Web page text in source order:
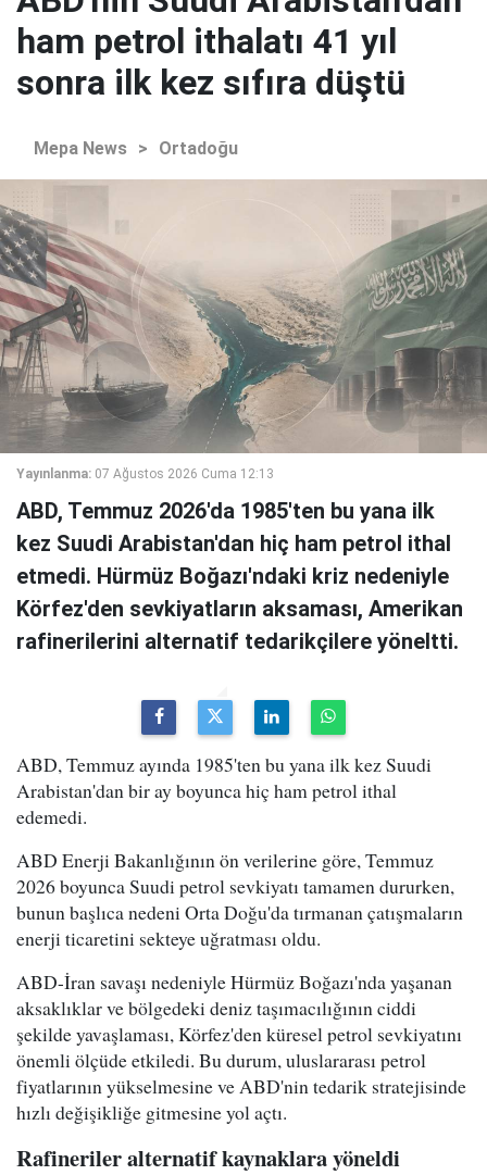
ham petrol ithalatı 41 yıl
sonra ilk kez sıfıra düştü
Mepa News > Ortadoğu
Yayınlanma: 07 Ağustos 2026 Cuma 12:13
ABD, Temmuz 2026'da 1985'ten bu yana ilk
kez Suudi Arabistan'dan hiç ham petrol ithal
etmedi. Hürmüz Boğazı'ndaki kriz nedeniyle
Körfez'den sevkiyatların aksaması, Amerikan
rafinerilerini alternatif tedarikçilere yöneltti.
ABD, Temmuz ayında 1985'ten bu yana ilk kez Suudi
Arabistan'dan bir ay boyunca hiç ham petrol ithal
edemedi.
ABD Enerji Bakanlığının ön verilerine göre, Temmuz
2026 boyunca Suudi petrol sevkiyatı tamamen dururken,
bunun başlıca nedeni Orta Doğu'da tırmanan çatışmaların
enerji ticaretini sekteye uğratması oldu.
ABD-İran savaşı nedeniyle Hürmüz Boğazı'nda yaşanan
aksaklıklar ve bölgedeki deniz taşımacılığının ciddi
şekilde yavaşlaması, Körfez'den küresel petrol sevkiyatını
önemli ölçüde etkiledi. Bu durum, uluslararası petrol
fiyatlarının yükselmesine ve ABD'nin tedarik stratejisinde
hızlı değişikliğe gitmesine yol açtı.
Rafineriler alternatif kaynaklara yöneldi